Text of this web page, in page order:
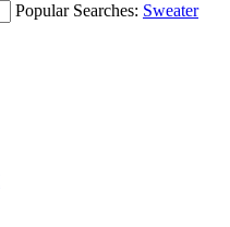
Popular Searches: Sweater